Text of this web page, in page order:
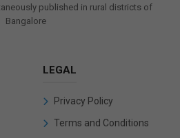
published in rural districts of
Bangalore
LEGAL
Privacy Policy
Terms and Conditions